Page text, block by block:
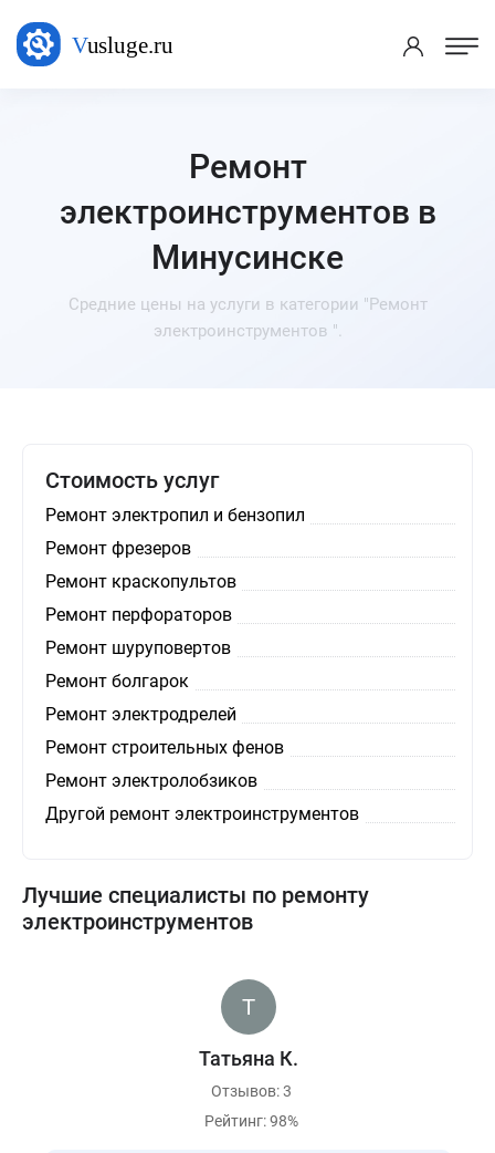
Ремонт
электроинструментов в
Минусинске
Средние цены на услуги в категории "Ремонт
электроинструментов ".
Стоимость услуг
Ремонт электропил и бензопил
Ремонт фрезеров
Ремонт краскопультов
Ремонт перфораторов
Ремонт шуруповертов
Ремонт болгарок
Ремонт электродрелей
Ремонт строительных фенов
Ремонт электролобзиков
Другой ремонт электроинструментов
Лучшие специалисты по ремонту
электроинструментов
Татьяна К.
Отзывов: 3
Рейтинг: 98%